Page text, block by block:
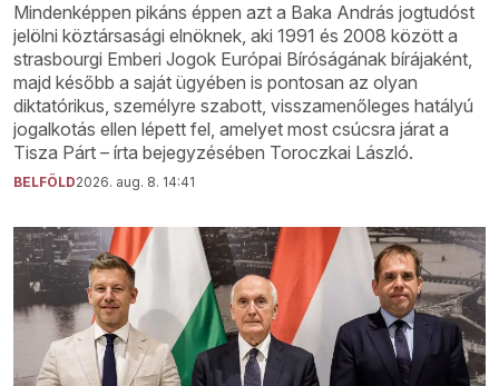
Mindenképpen pikáns éppen azt a Baka András jogtudóst
jelölni köztársasági elnöknek, aki 1991 és 2008 között a
strasbourgi Emberi Jogok Európai Bíróságának bírájaként,
majd később a saját ügyében is pontosan az olyan
diktatórikus, személyre szabott, visszamenőleges hatályú
jogalkotás ellen lépett fel, amelyet most csúcsra járat a
Tisza Párt – írta bejegyzésében Toroczkai László.
BELFÖLD2026. aug. 8. 14:41